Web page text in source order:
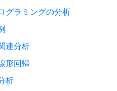
グラミングの分析
連分析
形回帰
析